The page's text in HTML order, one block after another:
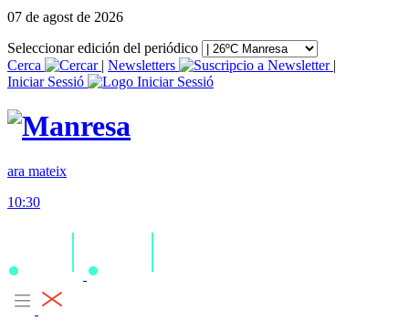
07 de agost de 2026
Seleccionar edición del periódico
Cerca
| Newsletters
|
Iniciar Sessió
ara mateix
10:30